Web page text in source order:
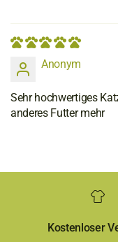
Anonym
Sehr hochwertiges
anderes Futter mehr
Kostenloser